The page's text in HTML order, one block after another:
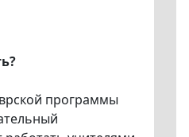
программы